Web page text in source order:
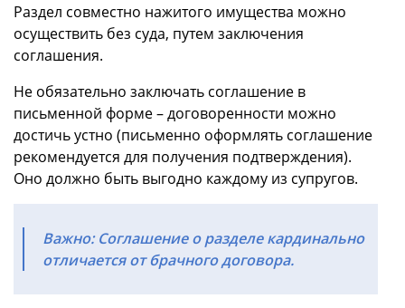
Раздел совместно нажитого имущества можно
осуществить без суда, путем заключения
соглашения.
Не обязательно заключать соглашение в
письменной форме – договоренности можно
достичь устно (письменно оформлять соглашение
рекомендуется для получения подтверждения).
Оно должно быть выгодно каждому из супругов.
Важно: Соглашение о разделе кардинально
отличается от брачного договора.